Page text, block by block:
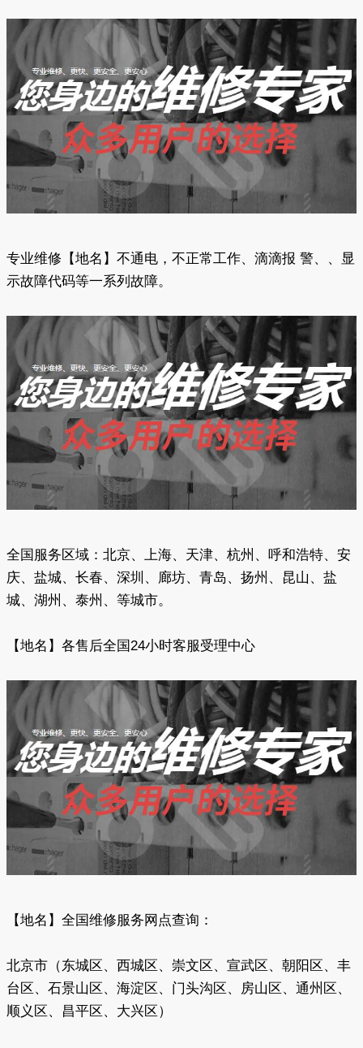
专业维修【地名】不通电，不正常工作、滴滴报 警、、显
示故障代码等一系列故障。
全国服务区域：北京、上海、天津、杭州、呼和浩特、安
庆、盐城、长春、深圳、廊坊、青岛、扬州、昆山、盐
城、湖州、泰州、等城市。
【地名】各售后全国24小时客服受理中心
【地名】全国维修服务网点查询：
北京市（东城区、西城区、崇文区、宣武区、朝阳区、丰
台区、石景山区、海淀区、门头沟区、房山区、通州区、
顺义区、昌平区、大兴区）